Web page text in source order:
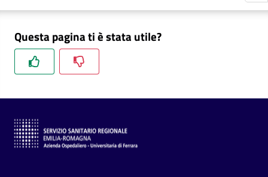
m
i
n
a
z
i
Questa pagina ti è stata utile?